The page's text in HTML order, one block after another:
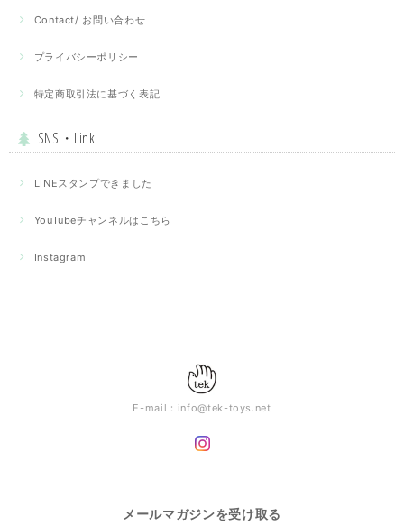
Contact/ お問い合わせ
プライバシーポリシー
特定商取引法に基づく表記
SNS・Link
LINEスタンプできました
YouTubeチャンネルはこちら
Instagram
E-mail： info@tek-toys.net
メールマガジンを受け取る